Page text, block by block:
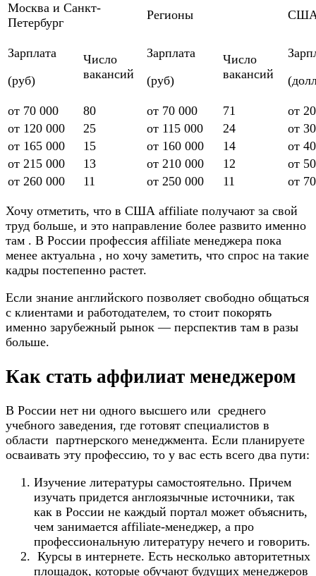
Москва и Санкт-
Петербург
Регионы
Зарплата
(руб)
Число
вакансий
Зарплата
(руб)
Число
вакансий
от 70 000 80 от 70 000 71
от
от 120 000
25 от 115 000 24
от
от 165 000
15 от 160 000 14
от
от 215 000
13 от 210 000 12
от
от 260 000
11 от 250 000 11 от
Хочу отметить, что в США affiliate получают за свой
труд больше, и это направление более развито именно
там . В России профессия affiliate менеджера пока
менее актуальна , но хочу заметить, что спрос на такие
кадры постепенно растет.
Если знание английского позволяет свободно общаться
с клиентами и работодателем, то стоит покорять
именно зарубежный рынок — перспектив там в разы
больше.
Как стать аффилиат менеджером
В России нет ни одного высшего или среднего
учебного заведения, где готовят специалистов в
области партнерского менеджмента. Если планируете
осваивать эту профессию, то у вас есть всего два пути:
Изучение литературы самостоятельно. Причем
изучать придется англоязычные источники, так
как в России не каждый портал может объяснить,
чем занимается affiliate-менеджер, а про
профессиональную литературу нечего и говорить.
Курсы в интернете. Есть несколько авторитетных
площадок, которые обучают будущих менеджеров